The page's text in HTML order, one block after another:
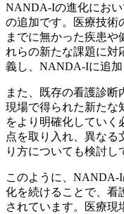
NANDA-Iの進化にお
の追加です。
医療技術
までに無かった疾患や
れらの新たな課題に対
義し、NANDA-Iに追加
また、既存の看護診断
現場で得られた新たな
をより明確化していく
点を取り入れ、異なる
り方についても検討し
このように、NANDA-
化を続けることで、看
されています。医療